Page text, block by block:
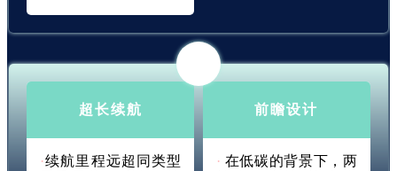
超长续航
·续航里程远超同类型
前瞻设计
· 在低碳的背景下，两